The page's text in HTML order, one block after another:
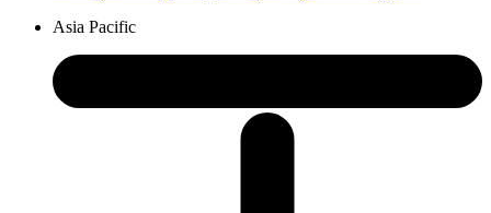
Asia Pacific